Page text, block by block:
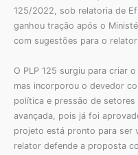
125/2022, sob relatoria de
ganhou tração após o
com sugestões para o
O PLP 125 surgiu para criar
mas incorporou o devedor
política e pressão de
avançada, pois já foi
projeto está pronto para ser
relator defende a proposta